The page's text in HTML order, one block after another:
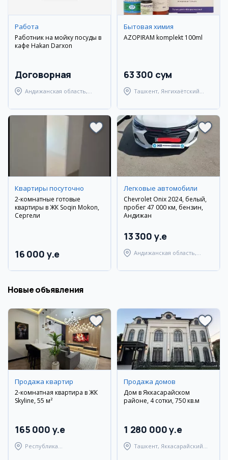
Работа
Работник на мойку посуды в
кафе Hakan Darxon
Договорная
Андижанская область,
Бытовая химия
AZOPIRAM komplekt 100ml
63 300 сум
Ташкент, Янгихаётский
Квартиры посуточно
2-комнатные готовые
квартиры в ЖК Soqin Mokon,
Сергели
16 000 y.e
Легковые автомобили
Chevrolet Onix 2024, белый,
пробег 47 000 км, бензин,
Андижан
13 300 y.e
Андижанская область,
Новые объявления
Продажа квартир
2-комнатная квартира в ЖК
Skyline, 55 м²
165 000 y.e
Республика
Продажа домов
Дом в Яккасарайском
районе, 4 сотки, 750 кв.м
1 280 000 y.e
Ташкент, Яккасарайский